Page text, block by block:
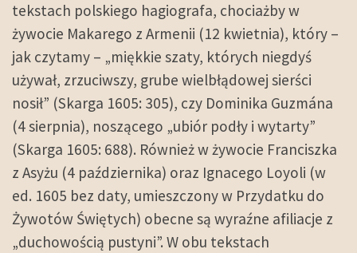
tekstach polskiego hagiografa, chociażby w
żywocie Makarego z Armenii (12 kwietnia), który –
jak czytamy – „miękkie szaty, których niegdyś
używał, zrzuciwszy, grube wielbłądowej sierści
nosił” (Skarga 1605: 305), czy Dominika Guzmána
(4 sierpnia), noszącego „ubiór podły i wytarty”
(Skarga 1605: 688). Również w żywocie Franciszka
z Asyżu (4 października) oraz Ignacego Loyoli (w
ed. 1605 bez daty, umieszczony w Przydatku do
Żywotów Świętych) obecne są wyraźne afiliacje z
„duchowością pustyni”. W obu tekstach